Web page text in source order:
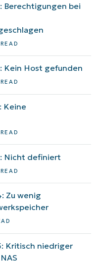
Berechtigungen bei
Kein Host gefunden
Keine
Nicht definiert
Zu wenig
Kritisch niedriger